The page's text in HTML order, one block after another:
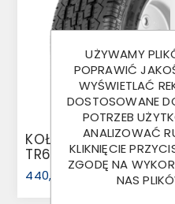
KOŁO 195 55 R10C
TR603 SECURITY
96N 5X112 N: 750
440,00 ZŁ
UŻYWAMY
POPRAWIĆ
WYŚWIETLAĆ
DOSTOSOWANE
POTRZEB
ANALIZOWAĆ
KLIKNIĘCIE
ZGODĘ NA
NAS